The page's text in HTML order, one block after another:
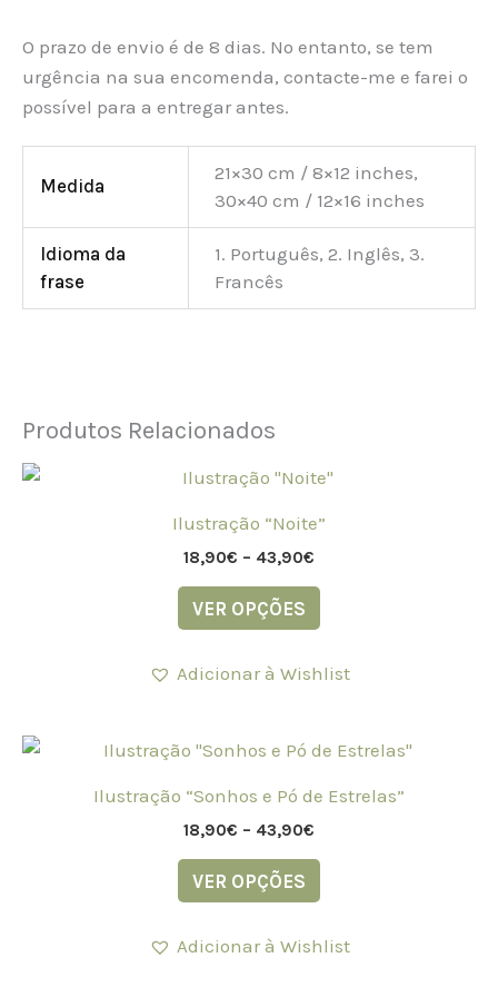
O prazo de envio é de 8 dias. No entanto, se tem
urgência na sua encomenda, contacte-me e farei o
possível para a entregar antes.
Medida
21×30 cm / 8×12 inches,
30×40 cm / 12×16 inches
Idioma da
frase
1. Português, 2. Inglês, 3.
Francês
Produtos Relacionados
Ilustração “Noite”
18,90€ – 43,90€
Price
18,90€
through
VER OPÇÕES
This
variants.
The
may
chosen
the
page
Adicionar à Wishlist
Ilustração “Sonhos e Pó de Estrelas”
18,90€ – 43,90€
Price
18,90€
through
VER OPÇÕES
This
has
variants.
The
may
Adicionar à Wishlist